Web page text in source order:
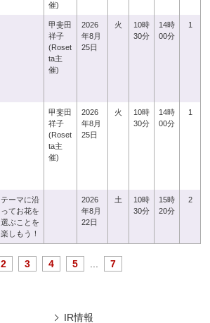
催)
甲斐田
祥子
(Roset
ta主
催)
2026
年8月
25日
火
10時
30分
14時
00分
1
甲斐田
祥子
(Roset
ta主
催)
2026
年8月
25日
火
10時
30分
14時
00分
1
テーマに沿
ってお花を
選ぶことを
楽しもう！
2026
年8月
22日
土
10時
30分
15時
20分
2
2 3 4 5 7
IR情報